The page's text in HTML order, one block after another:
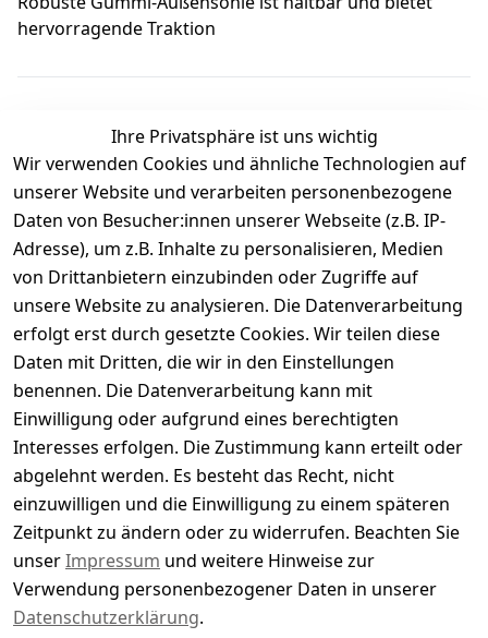
hervorragende Traktion
Kundenbewertungen
Durchschnittliche Bewertung
0
Basierend auf 0 Bewertung(en)
Bewertung abgeben
( 0 )
4
( 0 )
3
( 0 )
2
( 0 )
1
( 0 )
Es hat noch niemand eine Bewertung für diesen
Artikel abgegeben
Ihre Privatsphäre ist uns wichtig
Wir verwenden Cookies und ähnliche Technologien auf
unserer Website und verarbeiten personenbezogene
Daten von Besucher:innen unserer Webseite (z.B. IP-
Adresse), um z.B. Inhalte zu personalisieren, Medien
von Drittanbietern einzubinden oder Zugriffe auf
unsere Website zu analysieren. Die Datenverarbeitung
erfolgt erst durch gesetzte Cookies. Wir teilen diese
Daten mit Dritten, die wir in den Einstellungen
benennen. Die Datenverarbeitung kann mit
Einwilligung oder aufgrund eines berechtigten
Interesses erfolgen. Die Zustimmung kann erteilt oder
abgelehnt werden. Es besteht das Recht, nicht
einzuwilligen und die Einwilligung zu einem späteren
Zeitpunkt zu ändern oder zu widerrufen. Beachten Sie
unserImpressum und weitere Hinweise zur
Verwendung personenbezogener Daten in unserer
Datenschutzerklärung.